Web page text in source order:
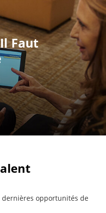
Faut
dernières opportunités de